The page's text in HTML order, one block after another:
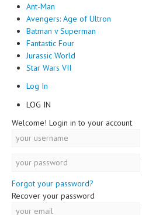
Ant-Man
Avengers: Age of Ultron
Batman v Superman
Fantastic Four
Jurassic World
Star Wars VII
Log In
LOG IN
Welcome! Login in to your account
Forgot your password?
Recover your password